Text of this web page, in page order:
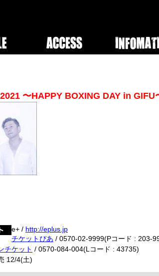
〜HAPPY BOXING DAY in GIFU
e+ / http://eplus.jp
チケットぴあ / 0570-02-9999(Pコード : 203-
チケット / 0570-084-004(Lコード : 43735)
12/4(土)